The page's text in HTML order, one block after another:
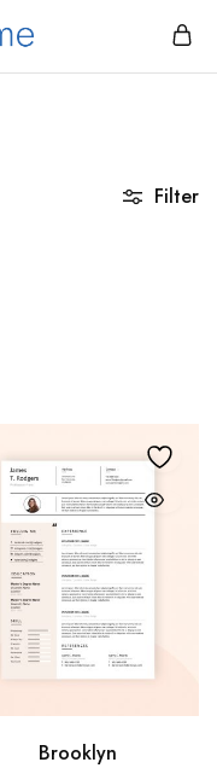
Filter
Brooklyn